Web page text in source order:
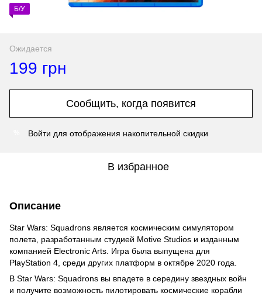
Б/У
Ожидается
199 грн
Сообщить, когда появится
Войти для отображения накопительной скидки
В избранное
Описание
Star Wars: Squadrons является космическим симулятором
полета, разработанным студией Motive Studios и изданным
компанией Electronic Arts. Игра была выпущена для
PlayStation 4, среди других платформ в октябре 2020 года.
В Star Wars: Squadrons вы впадете в середину звездных войн
и получите возможность пилотировать космические корабли